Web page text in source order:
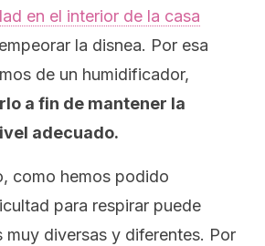
en el interior de la casa
la disnea. Por esa
de un humidificador,
a fin de mantener la
adecuado.
como hemos podido
para respirar puede
muy diversas y diferentes. Por